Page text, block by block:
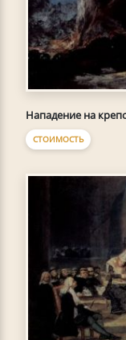
Нападение на
СТОИМОСТЬ